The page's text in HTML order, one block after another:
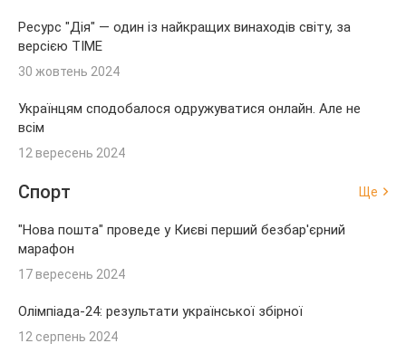
Ресурс "Дія" — один із найкращих винаходів світу, за
версією TIME
30 жовтень 2024
Українцям сподобалося одружуватися онлайн. Але не
всім
12 вересень 2024
Спорт Ще
"Нова пошта" проведе у Києві перший безбар'єрний
марафон
17 вересень 2024
Олімпіада-24: результати української збірної
12 серпень 2024